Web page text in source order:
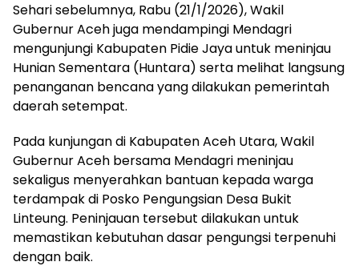
Sehari sebelumnya, Rabu (21/1/2026), Wakil
Gubernur Aceh juga mendampingi Mendagri
mengunjungi Kabupaten Pidie Jaya untuk meninjau
Hunian Sementara (Huntara) serta melihat langsung
penanganan bencana yang dilakukan pemerintah
daerah setempat.
Pada kunjungan di Kabupaten Aceh Utara, Wakil
Gubernur Aceh bersama Mendagri meninjau
sekaligus menyerahkan bantuan kepada warga
terdampak di Posko Pengungsian Desa Bukit
Linteung. Peninjauan tersebut dilakukan untuk
memastikan kebutuhan dasar pengungsi terpenuhi
dengan baik.